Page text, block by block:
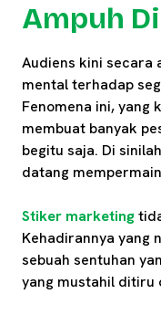
Ampuh
Audiens kini secara
mental terhadap
Fenomena ini, yang
membuat banyak
begitu saja. Di
datang
Stiker marketing
Kehadirannya yang
sebuah sentuhan
yang mustahil ditiru